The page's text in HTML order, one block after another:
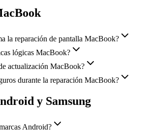
la reparación de pantalla MacBook?
lógicas MacBook?
actualización MacBook?
durante la reparación MacBook?
y Samsung
Android?